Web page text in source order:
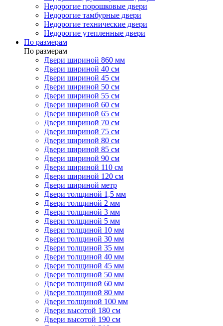
Недорогие порошковые двери
Недорогие тамбурные двери
Недорогие технические двери
Недорогие утепленные двери
По размерам
По размерам
Двери шириной 860 мм
Двери шириной 40 см
Двери шириной 45 см
Двери шириной 50 см
Двери шириной 55 см
Двери шириной 60 см
Двери шириной 65 см
Двери шириной 70 см
Двери шириной 75 см
Двери шириной 80 см
Двери шириной 85 см
Двери шириной 90 см
Двери шириной 110 см
Двери шириной 120 см
Двери шириной метр
Двери толщиной 1,5 мм
Двери толщиной 2 мм
Двери толщиной 3 мм
Двери толщиной 5 мм
Двери толщиной 10 мм
Двери толщиной 30 мм
Двери толщиной 35 мм
Двери толщиной 40 мм
Двери толщиной 45 мм
Двери толщиной 50 мм
Двери толщиной 60 мм
Двери толщиной 80 мм
Двери толщиной 100 мм
Двери высотой 180 см
Двери высотой 190 см